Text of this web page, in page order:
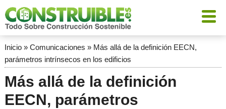
Inicio» Comunicaciones » Más allá de la definición EECN,
parámetros intrínsecos en los edificios
Más allá de la definición
EECN, parámetros